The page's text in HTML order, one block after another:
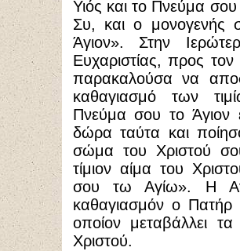
Υιός και το Πνεύμα σου
Συ, και ο μονογενής
Άγιον». Στην
Ευχαριστίας, προς
παρακαλούσα να
καθαγιασμό των
Πνεύμα σου το Άγιον
δώρα ταύτα και
σώμα του Χριστού
τίμιον αίμα του
σου τω Αγίω». Η
καθαγιασμόν ο Πατήρ
οποίον μεταβάλλει
Χριστού.